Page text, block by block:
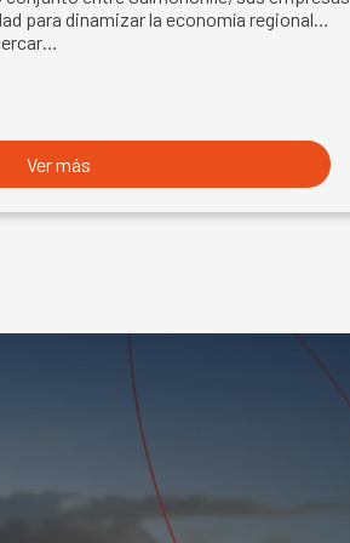
para dinamizar la economía regional
Ver más